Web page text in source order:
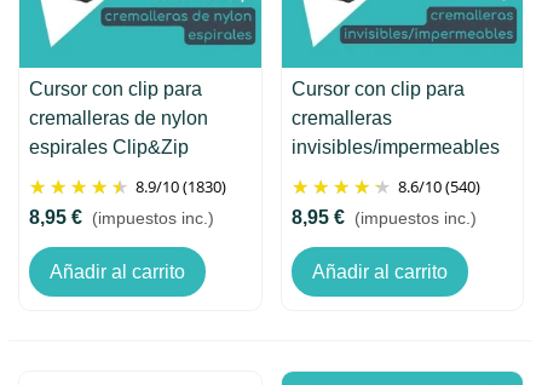
Cursor con clip para
cremalleras de nylon
espirales Clip&Zip
8.9/10(1830)
8,95 € (impuestos inc.)
Añadir al carrito
Cursor con clip para
cremalleras
invisibles/impermeables
8.6/10(540)
8,95 € (impuestos inc.)
Añadir al carrito